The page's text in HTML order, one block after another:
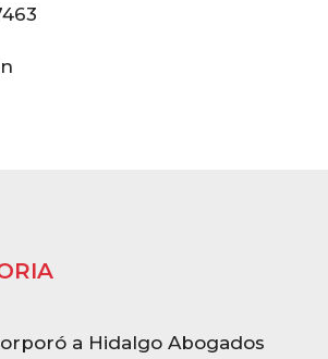
a Hidalgo Abogados